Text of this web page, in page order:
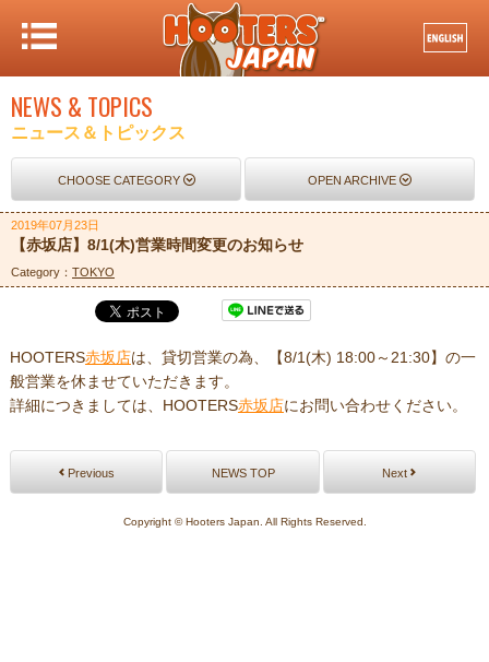
NEWS & TOPICS
ニュース＆トピックス
CHOOSE CATEGORY OPEN ARCHIVE
2019年07月23日
【赤坂店】8/1(木)営業時間変更のお知らせ
Category： TOKYO
HOOTERS赤坂店は、貸切営業の為、【8/1(木) 18:00～21:30】の一
般営業を休ませていただきます。
詳細につきましては、HOOTERS赤坂店にお問い合わせください。
Previous NEWS TOP Next
Copyright © Hooters Japan. All Rights Reserved.